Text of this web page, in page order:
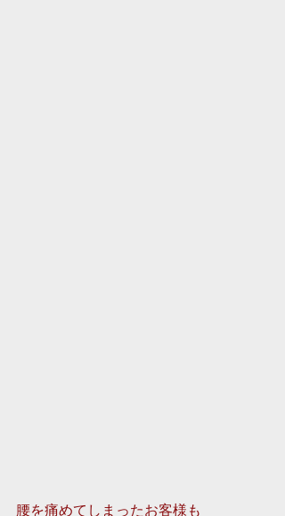
腰を痛めてしまったお客様も